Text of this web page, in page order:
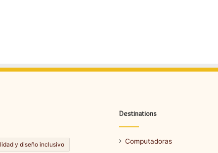
y diseño inclusivo
Destinations
Computadoras